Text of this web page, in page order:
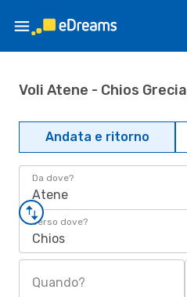
Voli Atene - Chios Grecia
Andata e ritorno
Da dove?
Atene
Verso dove?
Chios
Quando?